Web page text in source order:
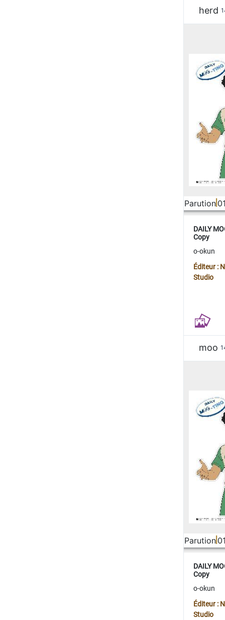
herd
Parution
DAILY
Copy
o-okun
Éditeur :
Studio
moo
Parution
DAILY
Copy
o-okun
Éditeur :
Studio